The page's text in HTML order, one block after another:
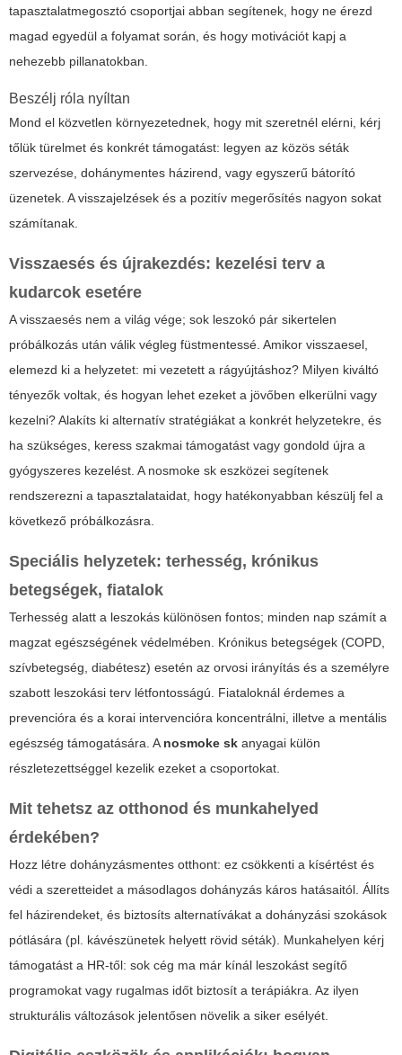
tapasztalatmegosztó csoportjai abban segítenek, hogy ne érezd
magad egyedül a folyamat során, és hogy motivációt kapj a
nehezebb pillanatokban.
Beszélj róla nyíltan
Mond el közvetlen környezetednek, hogy mit szeretnél elérni, kérj
tőlük türelmet és konkrét támogatást: legyen az közös séták
szervezése, dohánymentes házirend, vagy egyszerű bátorító
üzenetek. A visszajelzések és a pozitív megerősítés nagyon sokat
számítanak.
Visszaesés és újrakezdés: kezelési terv a
kudarcok esetére
A visszaesés nem a világ vége; sok leszokó pár sikertelen
próbálkozás után válik végleg füstmentessé. Amikor visszaesel,
elemezd ki a helyzetet: mi vezetett a rágyújtáshoz? Milyen kiváltó
tényezők voltak, és hogyan lehet ezeket a jövőben elkerülni vagy
kezelni? Alakíts ki alternatív stratégiákat a konkrét helyzetekre, és
ha szükséges, keress szakmai támogatást vagy gondold újra a
gyógyszeres kezelést. A nosmoke sk eszközei segítenek
rendszerezni a tapasztalataidat, hogy hatékonyabban készülj fel a
következő próbálkozásra.
Speciális helyzetek: terhesség, krónikus
betegségek, fiatalok
Terhesség alatt a leszokás különösen fontos; minden nap számít a
magzat egészségének védelmében. Krónikus betegségek (COPD,
szívbetegség, diabétesz) esetén az orvosi irányítás és a személyre
szabott leszokási terv létfontosságú. Fiataloknál érdemes a
prevencióra és a korai intervencióra koncentrálni, illetve a mentális
egészség támogatására. A nosmoke sk anyagai külön
részletezettséggel kezelik ezeket a csoportokat.
Mit tehetsz az otthonod és munkahelyed
érdekében?
Hozz létre dohányzásmentes otthont: ez csökkenti a kísértést és
védi a szeretteidet a másodlagos dohányzás káros hatásaitól. Állíts
fel házirendeket, és biztosíts alternatívákat a dohányzási szokások
pótlására (pl. kávészünetek helyett rövid séták). Munkahelyen kérj
támogatást a HR-től: sok cég ma már kínál leszokást segítő
programokat vagy rugalmas időt biztosít a terápiákra. Az ilyen
strukturális változások jelentősen növelik a siker esélyét.